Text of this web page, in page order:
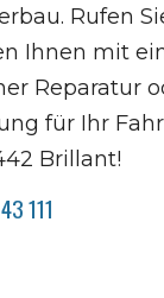
Rufen
Ihnen mit
Reparatur
für Ihr
Brillant!
111